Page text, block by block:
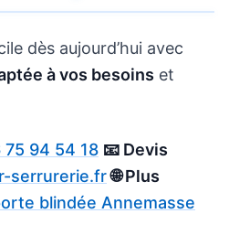
dès aujourd’hui avec
à vos besoins et
75 94 54 18 📧 Devis
serrurerie.fr 🌐 Plus
blindée Annemasse